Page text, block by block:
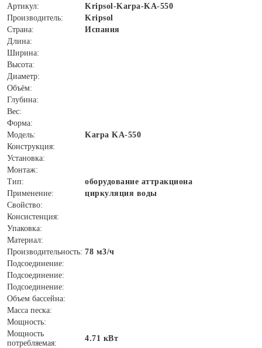
Артикул:
Kripsol-Karpa-KA-550
Производитель:
Kripsol
Страна:
Испания
Длина:
Ширина:
Высота:
Диаметр:
Объём:
Глубина:
Вес:
Форма:
Модель:
Karpa KA-550
Конструкция:
Установка:
Монтаж:
Тип:
оборудование аттракциона
Применение:
циркуляция воды
Свойство:
Консистенция:
Упаковка:
Материал:
Производительность: 78 м3/ч
Подсоединение:
Подсоединение:
Подсоединение:
Объем бассейна:
Масса песка:
Мощность:
Мощность
потребляемая:
4.71 кВт